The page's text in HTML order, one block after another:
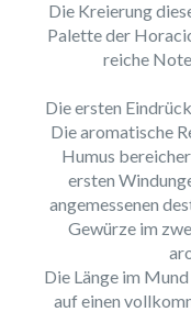
Die Kreierung
Palette der
reiche
Die ersten
Die aromatische
Humus
ersten
angemessenen
Gewürze im
Die Länge im
auf einen